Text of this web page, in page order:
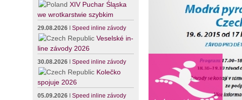
XIV Puchar Śląska
we wrotkarstwie szybkim
29.08.2026 ISpeed inline závody
Veselské in-
line závody 2026
30.08.2026 ISpeed inline závody
Kolečko
spojuje 2026
05.09.2026 ISpeed inline závody